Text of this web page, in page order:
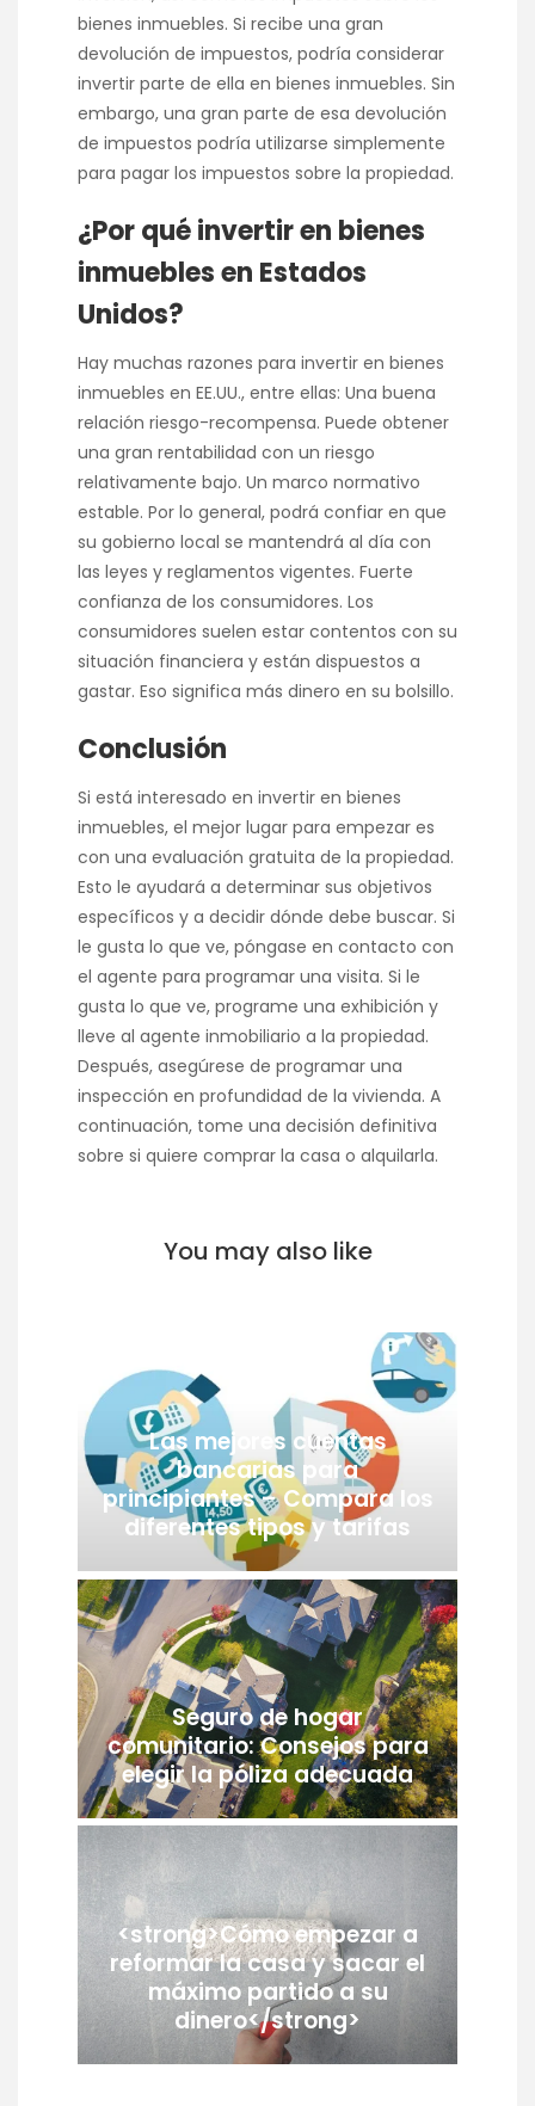
bienes inmuebles. Si recibe una gran
devolución de impuestos, podría considerar
invertir parte de ella en bienes inmuebles. Sin
embargo, una gran parte de esa devolución
de impuestos podría utilizarse simplemente
para pagar los impuestos sobre la propiedad.
¿Por qué invertir en bienes
inmuebles en Estados
Unidos?
Hay muchas razones para invertir en bienes
inmuebles en EE.UU., entre ellas: Una buena
relación riesgo-recompensa. Puede obtener
una gran rentabilidad con un riesgo
relativamente bajo. Un marco normativo
estable. Por lo general, podrá confiar en que
su gobierno local se mantendrá al día con
las leyes y reglamentos vigentes. Fuerte
confianza de los consumidores. Los
consumidores suelen estar contentos con su
situación financiera y están dispuestos a
gastar. Eso significa más dinero en su bolsillo.
Conclusión
Si está interesado en invertir en bienes
inmuebles, el mejor lugar para empezar es
con una evaluación gratuita de la propiedad.
Esto le ayudará a determinar sus objetivos
específicos y a decidir dónde debe buscar. Si
le gusta lo que ve, póngase en contacto con
el agente para programar una visita. Si le
gusta lo que ve, programe una exhibición y
lleve al agente inmobiliario a la propiedad.
Después, asegúrese de programar una
inspección en profundidad de la vivienda. A
continuación, tome una decisión definitiva
sobre si quiere comprar la casa o alquilarla.
You may also like
Las mejores cuentas
bancarias para
principiantes – Compara los
diferentes tipos y tarifas
Seguro de hogar
comunitario: Consejos para
elegir la póliza adecuada
<strong>Cómo empezar a
reformar la casa y sacar el
máximo partido a su
dinero</strong>